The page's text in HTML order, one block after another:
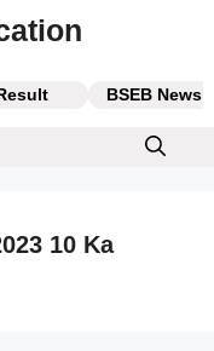
BSEB News
10 Ka